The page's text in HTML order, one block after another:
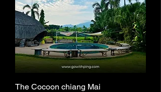
The Cocoon chiang Mai